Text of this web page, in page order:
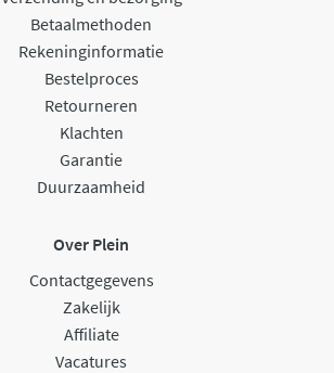
Betaalmethoden
Rekeninginformatie
Bestelproces
Retourneren
Klachten
Garantie
Duurzaamheid
Over Plein
Contactgegevens
Zakelijk
Affiliate
Vacatures